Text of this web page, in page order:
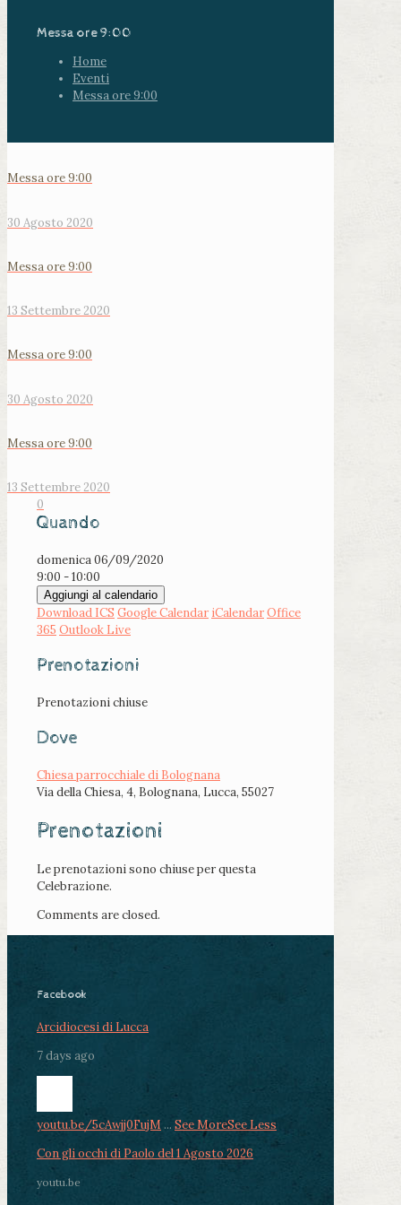
Messa ore 9:00
Home
Eventi
Messa ore 9:00
Messa ore 9:00
30 Agosto 2020
Messa ore 9:00
13 Settembre 2020
Messa ore 9:00
30 Agosto 2020
Messa ore 9:00
13 Settembre 2020
0
Quando
domenica 06/09/2020
9:00 - 10:00
Aggiungi al calendario
Download ICS Google Calendar iCalendarOffice
365 Outlook Live
Prenotazioni
Prenotazioni chiuse
Dove
Chiesa parrocchiale di Bolognana
Via della Chiesa, 4, Bolognana, Lucca, 55027
Prenotazioni
Le prenotazioni sono chiuse per questa
Celebrazione.
Comments are closed.
Facebook
Arcidiocesi di Lucca
7 days ago
youtu.be/5cAwjj0FujM ... See MoreSee Less
Con gli occhi di Paolo del 1 Agosto 2026
youtu.be